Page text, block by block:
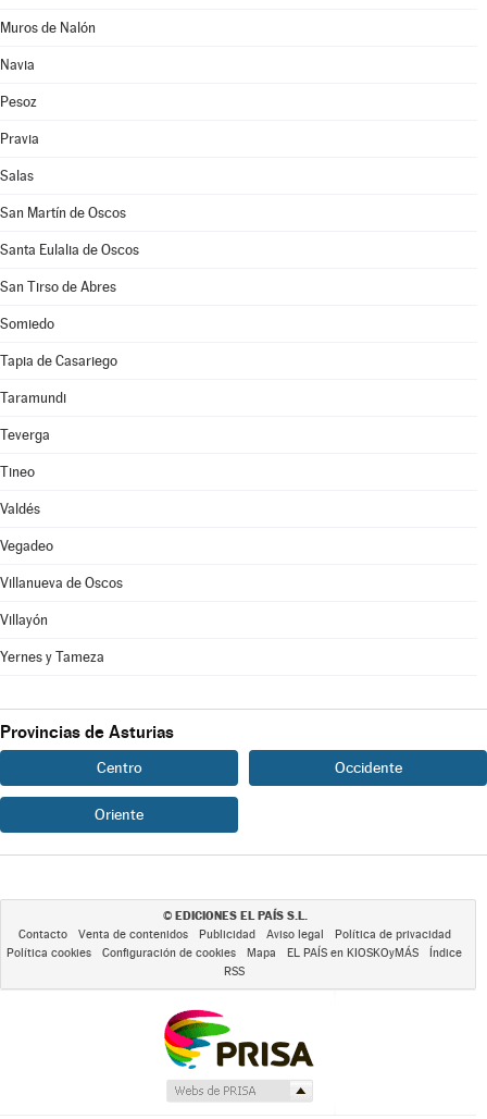
Muros de Nalón
Navia
Pesoz
Pravia
Salas
San Martín de Oscos
Santa Eulalia de Oscos
San Tirso de Abres
Somiedo
Tapia de Casariego
Taramundi
Teverga
Tineo
Valdés
Vegadeo
Villanueva de Oscos
Villayón
Yernes y Tameza
Provincias de Asturias
Centro Occidente
Oriente
© EDICIONES EL PAÍS S.L.
Contacto Venta de contenidos Publicidad Aviso legal
Política de privacidad
Política cookies
Configuración de cookies Mapa EL PAÍS en KIOSKOyMÁS
Índice
RSS